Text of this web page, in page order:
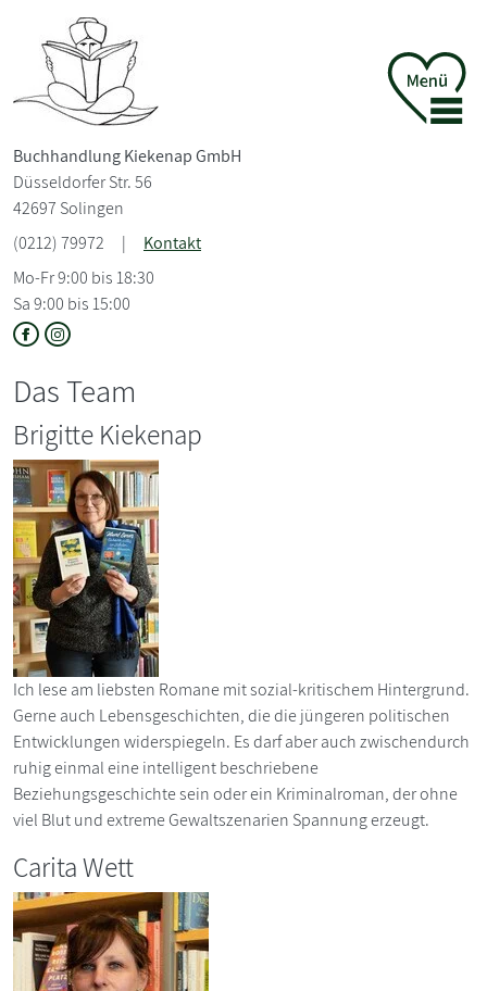
Buchhandlung Kiekenap GmbH
Düsseldorfer Str. 56
42697 Solingen
(0212) 79972
|
Kontakt
Mo-Fr 9:00 bis 18:30
Sa 9:00 bis 15:00
Das Team
Brigitte Kiekenap
Ich lese am liebsten Romane mit sozial-kritischem Hintergrund.
Gerne auch Lebensgeschichten, die die jüngeren politischen
Entwicklungen widerspiegeln. Es darf aber auch zwischendurch
ruhig einmal eine intelligent beschriebene
Beziehungsgeschichte sein oder ein Kriminalroman, der ohne
viel Blut und extreme Gewaltszenarien Spannung erzeugt.
Carita Wett